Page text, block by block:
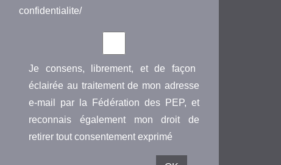
confidentialite/
Je consens, librement, et de façon
éclairée au traitement de mon adresse
e-mail par la Fédération des PEP, et
reconnais également mon droit de
retirer tout consentement exprimé